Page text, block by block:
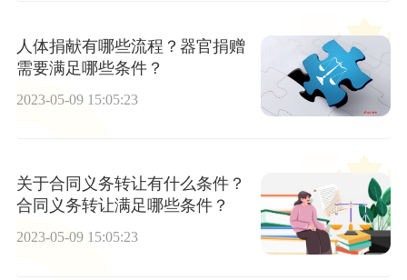
人体捐献有哪些流程？器官捐赠
需要满足哪些条件？
2023-05-09 15:05:23
关于合同义务转让有什么条件？
合同义务转让满足哪些条件？
2023-05-09 15:05:23